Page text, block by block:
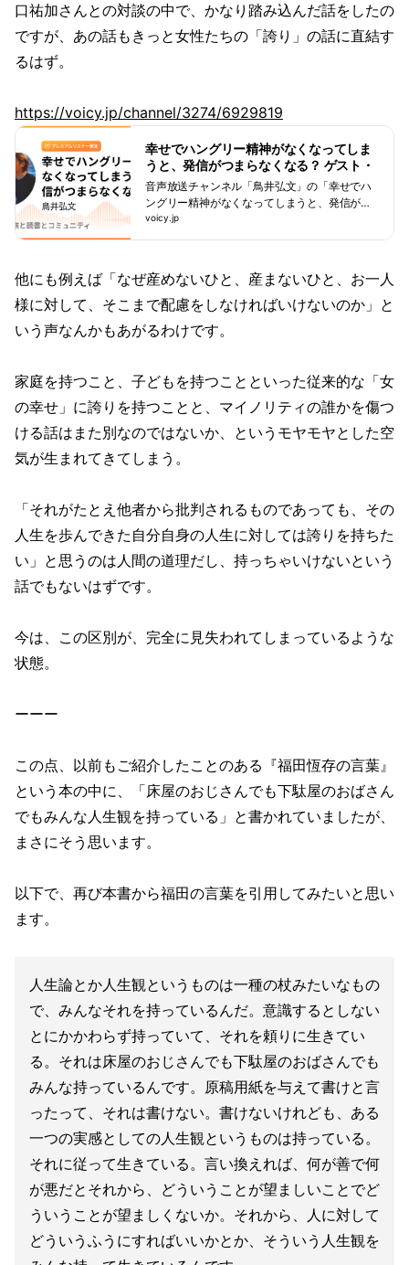
口祐加さんとの対談の中で、かなり踏み込んだ話をしたの
ですが、あの話もきっと女性たちの「誇り」の話に直結す
るはず。
https://voicy.jp/channel/3274/6929819
幸せでハングリー精神がなくなってしま
うと、発信がつまらなくなる？ ゲスト・
山口祐加さん | 鳥井弘文「鳥井弘文の旅
と読書とコミュニティ」/ Voicy - 音声プ
ラットフォーム
音声放送チャンネル「鳥井弘文」の「幸せでハ
ングリー精神がなくなってしまうと、発信がつ
まらなくなる？ ゲスト・山口祐加さん(2025年7
voicy.jp
他にも例えば「なぜ産めないひと、産まないひと、お一人
様に対して、そこまで配慮をしなければいけないのか」と
いう声なんかもあがるわけです。
家庭を持つこと、子どもを持つことといった従来的な「女
の幸せ」に誇りを持つことと、マイノリティの誰かを傷つ
ける話はまた別なのではないか、というモヤモヤとした空
気が生まれてきてしまう。
「それがたとえ他者から批判されるものであっても、その
人生を歩んできた自分自身の人生に対しては誇りを持ちた
い」と思うのは人間の道理だし、持っちゃいけないという
話でもないはずです。
今は、この区別が、完全に見失われてしまっているような
状態。
ーーー
この点、以前もご紹介したことのある『福田恆存の言葉』
という本の中に、「床屋のおじさんでも下駄屋のおばさん
でもみんな人生観を持っている」と書かれていましたが、
まさにそう思います。
以下で、再び本書から福田の言葉を引用してみたいと思い
ます。
人生論とか人生観というものは一種の杖みたいなもの
で、みんなそれを持っているんだ。意識するとしない
とにかかわらず持っていて、それを頼りに生きてい
る。それは床屋のおじさんでも下駄屋のおばさんでも
みんな持っているんです。原稿用紙を与えて書けと言
ったって、それは書けない。書けないけれども、ある
一つの実感としての人生観というものは持っている。
それに従って生きている。言い換えれば、何が善で何
が悪だとそれから、どういうことが望ましいことでど
ういうことが望ましくないか。それから、人に対して
どういうふうにすればいいかとか、そういう人生観を